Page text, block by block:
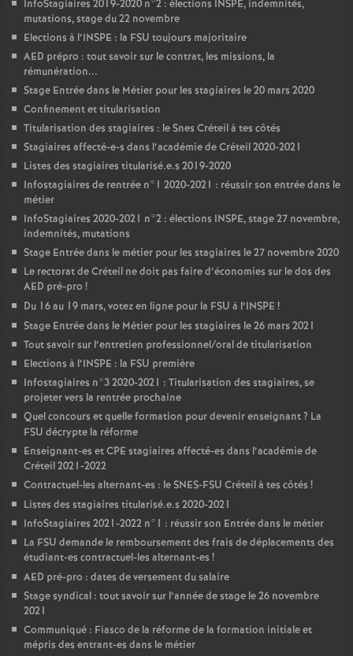
InfoStagiaires 2019-2020 n°2 : élections INSPE, indemnités,
mutations, stage du 22 novembre
Elections à l’INSPE : la FSU toujours majoritaire
AED prépro : tout savoir sur le contrat, les missions, la
rémunération...
Stage Entrée dans le Métier pour les stagiaires le 20 mars 2020
Confinement et titularisation
Titularisation des stagiaires : le Snes Créteil à tes côtés
Stagiaires affecté-e-s dans l’académie de Créteil 2020-2021
Listes des stagiaires titularisé.e.s 2019-2020
Infostagiaires de rentrée n°1 2020-2021 : réussir son entrée dans le
métier
InfoStagiaires 2020-2021 n°2 : élections INSPE, stage 27 novembre,
indemnités, mutations
Stage Entrée dans le métier pour les stagiaires le 27 novembre 2020
Le rectorat de Créteil ne doit pas faire d’économies sur le dos des
AED pré-pro !
Du 16 au 19 mars, votez en ligne pour la FSU à l’INSPE !
Stage Entrée dans le Métier pour les stagiaires le 26 mars 2021
Tout savoir sur l’entretien professionnel/oral de titularisation
Elections à l’INSPE : la FSU première
Infostagiaires n°3 2020-2021 : Titularisation des stagiaires, se
projeter vers la rentrée prochaine
Quel concours et quelle formation pour devenir enseignant? La
FSU décrypte la réforme
Enseignant-es etCPE stagiaires affecté-es dans l’académie de
Créteil 2021-2022
Contractuel-les alternant-es : leSNES-FSU Créteil à tes côtés !
Listes des stagiaires titularisé.e.s 2020-2021
InfoStagiaires 2021-2022 n°1 : réussir son Entrée dans le métier
La FSU demande le remboursement des frais de déplacements des
étudiant-es contractuel-les alternant-es !
AED pré-pro : dates de versement du salaire
Stage syndical : tout savoir sur l’année de stage le 26 novembre
2021
Communiqué : Fiasco de la réforme de la formation initiale et
mépris des entrant-es dans le métier